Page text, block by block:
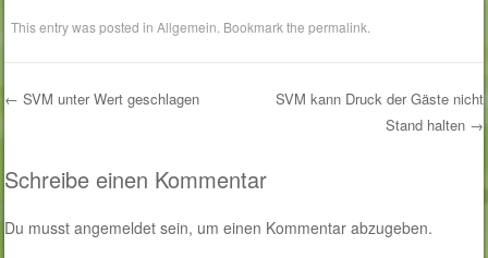
This entry was posted inAllgemein . Bookmark thepermalink
← SVM unter Wert geschlagen
SVM kann Druck der Gäste nicht
Stand halten →
Schreibe einen Kommentar
Du musstangemeldet sein, um einen Kommentar abzugeben.